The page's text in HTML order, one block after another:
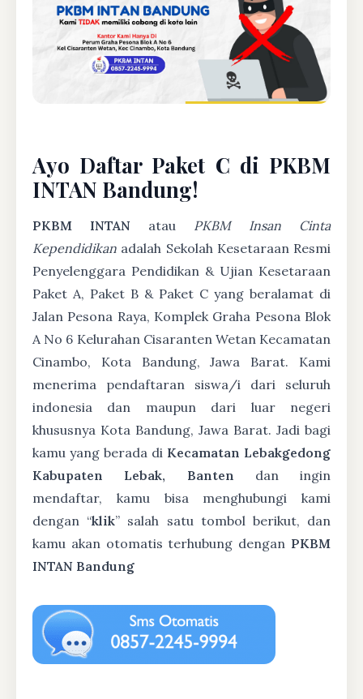
Ayo Daftar Paket C di PKBM
INTAN Bandung!
PKBM INTAN atau PKBM Insan Cinta
Kependidikan adalah Sekolah Kesetaraan Resmi
Penyelenggara Pendidikan & Ujian Kesetaraan
Paket A, Paket B & Paket C yang beralamat di
Jalan Pesona Raya, Komplek Graha Pesona Blok
A No 6 Kelurahan Cisaranten Wetan Kecamatan
Cinambo, Kota Bandung, Jawa Barat. Kami
menerima pendaftaran siswa/i dari seluruh
indonesia dan maupun dari luar negeri
khususnya Kota Bandung, Jawa Barat. Jadi bagi
kamu yang berada di Kecamatan Lebakgedong
Kabupaten Lebak, Banten dan ingin
mendaftar, kamu bisa menghubungi kami
dengan “klik” salah satu tombol berikut, dan
kamu akan otomatis terhubung dengan PKBM
INTAN Bandung